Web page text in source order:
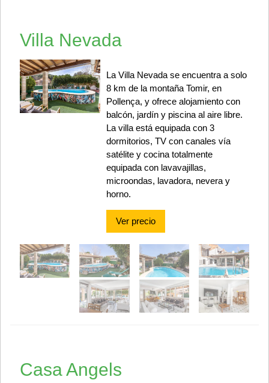
Villa Nevada
La Villa Nevada se encuentra a solo
8 km de la montaña Tomir, en
Pollença, y ofrece alojamiento con
balcón, jardín y piscina al aire libre.
La villa está equipada con 3
dormitorios, TV con canales vía
satélite y cocina totalmente
equipada con lavavajillas,
microondas, lavadora, nevera y
horno.
Ver precio
Casa Angels